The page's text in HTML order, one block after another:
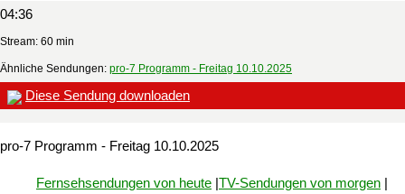
04:36
Stream: 60 min
Ähnliche Sendungen: pro-7 Programm - Freitag 10.10.2025
Diese Sendung downloaden
pro-7 Programm - Freitag 10.10.2025
Fernsehsendungen von heute |TV-Sendungen von morgen |